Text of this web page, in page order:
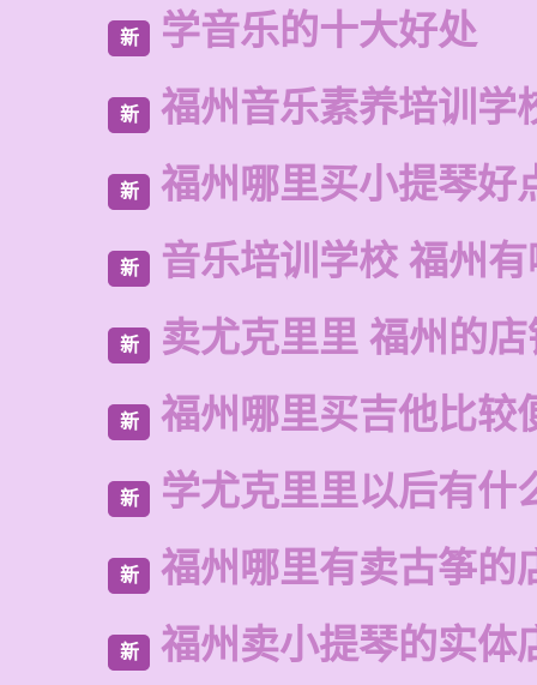
新 学音乐的十大好处
新 福州音乐素养培训学
新 福州哪里买小提琴好
新 音乐培训学校 福州
新 卖尤克里里 福州的店
新 福州哪里买吉他比较
新 学尤克里里以后有什
新 福州哪里有卖古筝的
新 福州卖小提琴的实体